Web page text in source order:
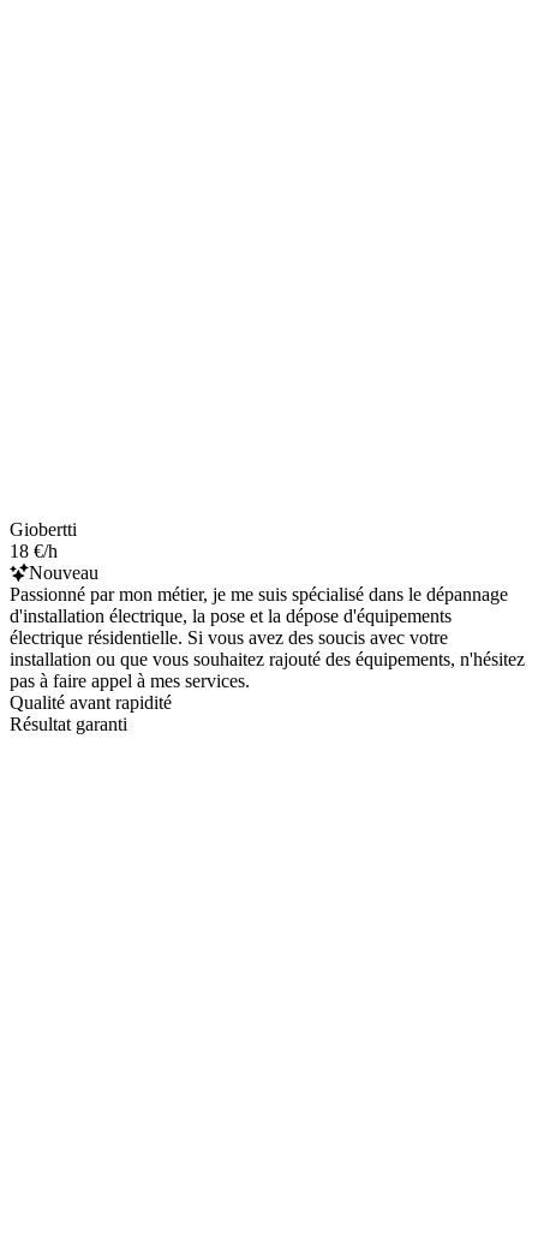
Giobertti
18 €/h
Nouveau
Passionné par mon métier, je me suis spécialisé dans le dépannage
d'installation électrique, la pose et la dépose d'équipements
électrique résidentielle. Si vous avez des soucis avec votre
installation ou que vous souhaitez rajouté des équipements, n'hésitez
pas à faire appel à mes services.
Qualité avant rapidité
Résultat garanti